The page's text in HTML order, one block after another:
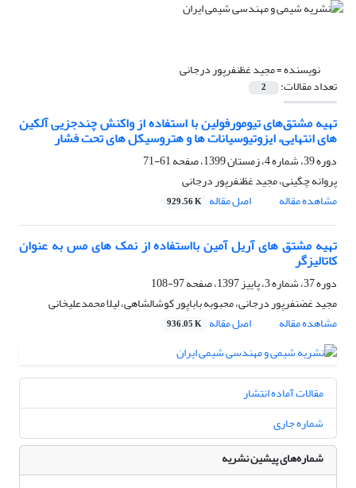
نویسنده =مجید غظنفرپور درجانی
تعداد مقالات: 2
تهیه مشتق‌های تیومورفولین با استفاده از واکنش چندجزیی آلکین
های انتهایی، ایزوتیوسیانات ها و هتروسیکل های تحت فشار
دوره 39، شماره 4، زمستان 1399، صفحه
61-71
پروانه چگینی، مجید غظنفرپور درجانی
مشاهده مقاله
اصل مقاله 929.56 K
تهیه مشتق های آریل آمین بااستفاده از نمک های مس به عنوان
کاتالیزگر
دوره 37، شماره 3، پاییز 1397، صفحه
97-108
مجید غضنفرپور درجانی، محبوبه باباپور کوشالشاهی، لیلا محمدعلیخانی
مشاهده مقاله
اصل مقاله 936.05 K
مقالات آماده انتشار
شماره جاری
شماره‌های پیشین نشریه